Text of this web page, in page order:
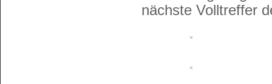
nächste Volltreffer